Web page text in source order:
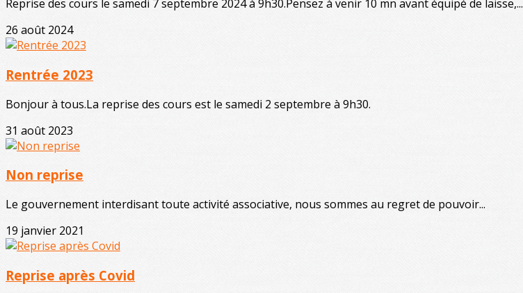
Reprise des cours le samedi 7 septembre 2024 à 9h30.Pensez à venir 10 mn avant équipé de laisse,...
26 août 2024
Rentrée 2023
Bonjour à tous.La reprise des cours est le samedi 2 septembre à 9h30.
31 août 2023
Non reprise
Le gouvernement interdisant toute activité associative, nous sommes au regret de pouvoir...
19 janvier 2021
Reprise après Covid